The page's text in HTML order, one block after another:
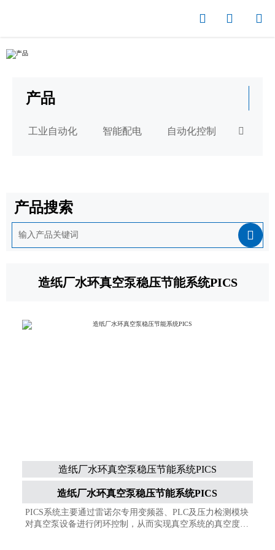
  
产品
工业自动化 智能配电 自动化控制 
产品搜索

造纸厂水环真空泵稳压节能系统PICS
造纸厂水环真空泵稳压节能系统PICS
造纸厂水环真空泵稳压节能系统PICS
PICS系统主要通过雷诺尔专用变频器、PLC及压力检测模块
对真空泵设备进行闭环控制，从而实现真空系统的真空度恒